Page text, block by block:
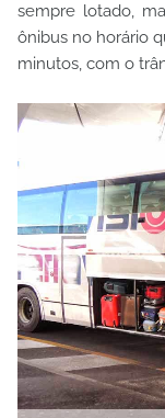
sempre lotado,
ônibus no horário
minutos, com o